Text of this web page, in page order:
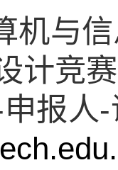
机与
计竞
申报人-